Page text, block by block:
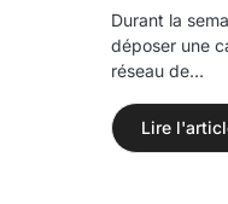
Durant la
déposer une
réseau de…
Lire